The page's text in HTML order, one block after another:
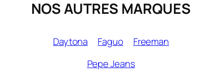
NOS AUTRES MARQUES
Daytona Faguo
Freeman
Pepe Jeans